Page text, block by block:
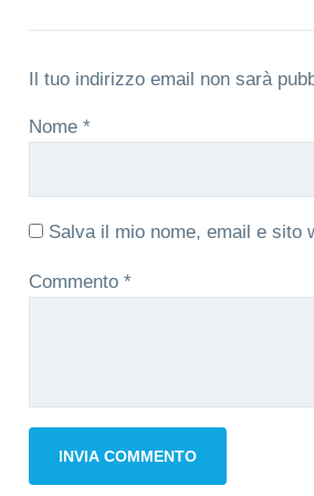
Il tuo indirizzo email non sarà
Nome *
Salva il mio nome, email e sito
Commento *